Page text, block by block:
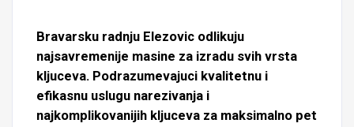
Bravarsku radnju Elezovic odlikuju
najsavremenije masine za izradu svih vrsta
kljuceva. Podrazumevajuci kvalitetnu i
efikasnu uslugu narezivanja i
najkomplikovanijih kljuceva za maksimalno pet